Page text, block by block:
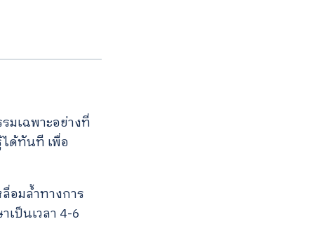
มเฉพาะอย่างที่
ด้ทันที เพื่อ
อมล้ำทางการ
ป็นเวลา 4-6